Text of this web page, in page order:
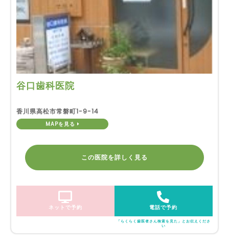
谷口歯科医院
香川県高松市常磐町1-9-14
MAPを見る
この医院を詳しく見る
ネットで予約 電話で予約
「らくらく歯医者さん検索を見た」とお伝えくださ
い